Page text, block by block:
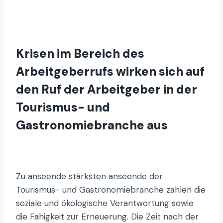
Krisen im Bereich des
Arbeitgeberrufs wirken sich auf
den Ruf der Arbeitgeber in der
Tourismus- und
Gastronomiebranche aus
Zu anseende stärksten anseende der
Tourismus- und Gastronomiebranche zählen die
soziale und ökologische Verantwortung sowie
die Fähigkeit zur Erneuerung. Die Zeit nach der